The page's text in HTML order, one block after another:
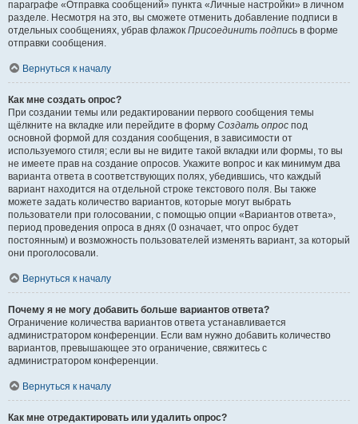
параграфе «Отправка сообщений» пункта «Личные настройки» в личном
разделе. Несмотря на это, вы сможете отменить добавление подписи в
отдельных сообщениях, убрав флажок Присоединить подпись в форме
отправки сообщения.
Вернуться к началу
Как мне создать опрос?
При создании темы или редактировании первого сообщения темы
щёлкните на вкладке или перейдите в форму Создать опрос под
основной формой для создания сообщения, в зависимости от
используемого стиля; если вы не видите такой вкладки или формы, то вы
не имеете прав на создание опросов. Укажите вопрос и как минимум два
варианта ответа в соответствующих полях, убедившись, что каждый
вариант находится на отдельной строке текстового поля. Вы также
можете задать количество вариантов, которые могут выбрать
пользователи при голосовании, с помощью опции «Вариантов ответа»,
период проведения опроса в днях (0 означает, что опрос будет
постоянным) и возможность пользователей изменять вариант, за который
они проголосовали.
Вернуться к началу
Почему я не могу добавить больше вариантов ответа?
Ограничение количества вариантов ответа устанавливается
администратором конференции. Если вам нужно добавить количество
вариантов, превышающее это ограничение, свяжитесь с
администратором конференции.
Вернуться к началу
Как мне отредактировать или удалить опрос?